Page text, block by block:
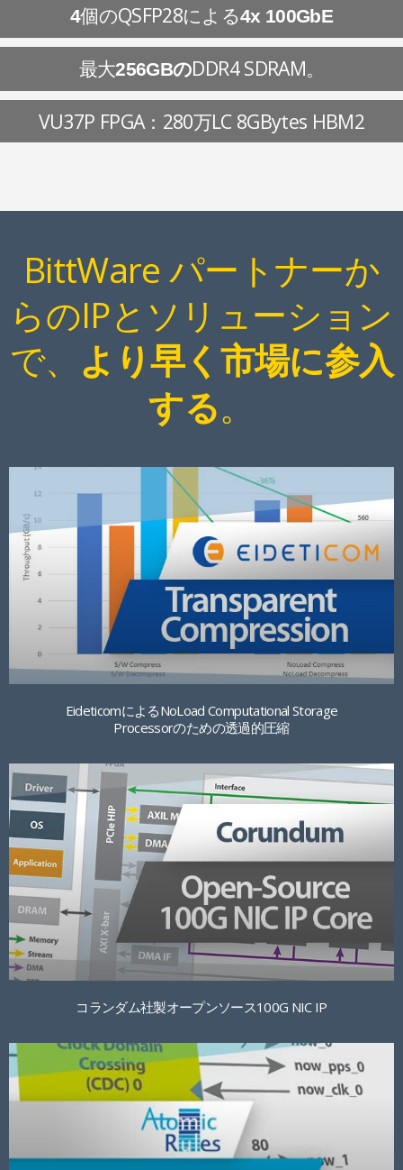
4個のQSFP28による4x 100GbE
最大256GBのDDR4 SDRAM。
VU37P FPGA：280万LC 8GBytes HBM2
BittWare パートナーか
らのIPとソリューション
で、
より早く市場に参入
する。
EideticomによるNoLoad Computational Storage
Processorのための透過的圧縮
コランダム社製オープンソース100G NIC IP